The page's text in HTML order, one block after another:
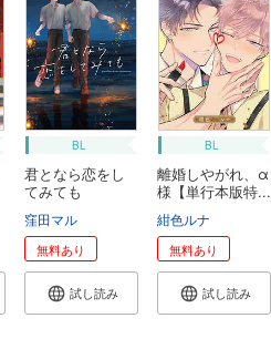
BL
君となら恋をし
てみても
窪田マル
無料あり
試し読み
BL
離婚しやがれ、α
様【単行本版特...
紺色ルナ
無料あり
試し読み